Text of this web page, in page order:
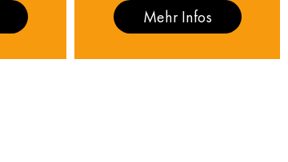
Mehr Infos